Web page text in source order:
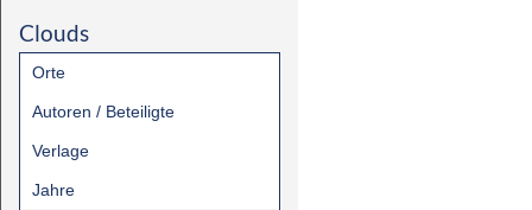
Clouds
Orte
Autoren / Beteiligte
Verlage
Jahre